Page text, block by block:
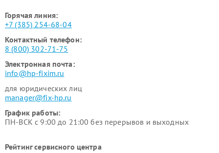
Горячая линия:
+7 (385) 254-68-04
Контактный телефон:
8 (800) 302-71-75
Электронная почта:
info@hp-fixim.ru
для юридических лиц
manager@fix-hp.ru
График работы:
ПН-ВСК с 9:00 до 21:00 без перерывов и выходных
Рейтинг сервисного центра